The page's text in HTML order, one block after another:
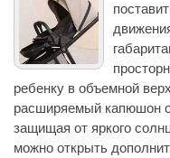
ребенку в объемной
расширяемый капюшон
защищая от яркого
можно открыть